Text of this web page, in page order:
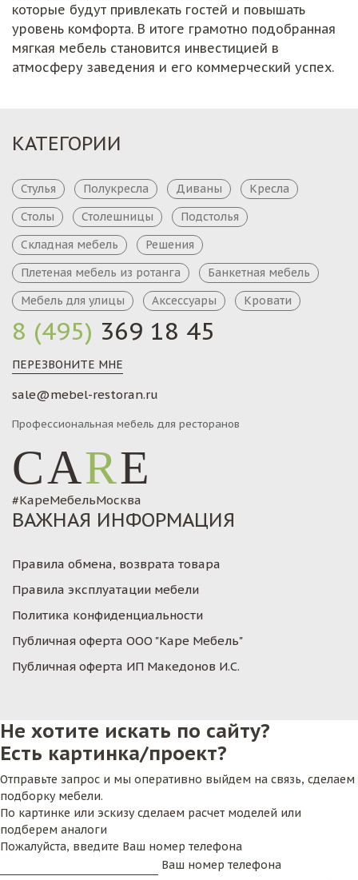
которые будут привлекать гостей и повышать
уровень комфорта. В итоге грамотно подобранная
мягкая мебель становится инвестицией в
атмосферу заведения и его коммерческий успех.
8 (495) 369 18 45
ПЕРЕЗВОНИТЕ МНЕ
sale@mebel-restoran.ru
Профессиональная мебель для ресторанов
CARE
#КареМебельМосква
КАТЕГОРИИ
Стулья Полукресла Диваны
Кресла
Столы
Столешницы
Подстолья
Складная мебель
Решения
Плетеная мебель из ротанга
Банкетная мебель
Мебель для улицы
Аксессуары Кровати
ВАЖНАЯ ИНФОРМАЦИЯ
Правила обмена, возврата товара
Правила эксплуатации мебели
Политика конфиденциальности
Публичная оферта ООО "Каре Мебель"
Публичная оферта ИП Македонов И.С.
Не хотите искать по сайту?
Есть картинка/проект?
Отправьте запрос и мы оперативно выйдем на связь, сделаем
подборку мебели.
По картинке или эскизу сделаем расчет моделей или
подберем аналоги
Пожалуйста, введите Ваш номер телефона
Ваш номер телефона